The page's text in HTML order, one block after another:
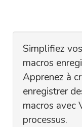
Simplifiez
macros
Apprenez à
enregistrer
macros avec
processus.